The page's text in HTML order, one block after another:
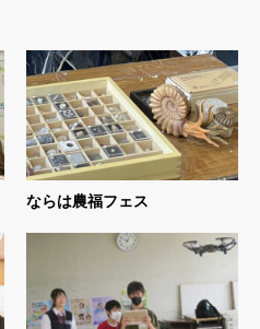
ならは農福フェス